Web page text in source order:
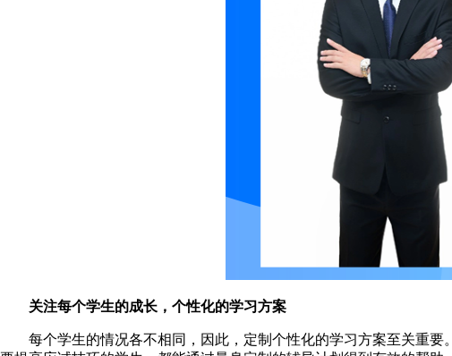
关注每个学生的成长，个性化的学习方案
每个学生的情况各不相同，因此，定制个性化的学习方案至关重要。